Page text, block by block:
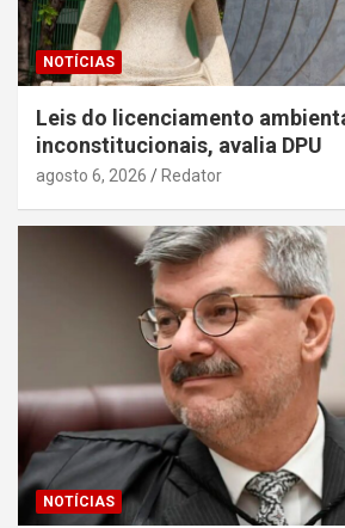
NOTÍCIAS
Leis do licenciamento
inconstitucionais, avalia DPU
agosto 6, 2026 Redator
NOTÍCIAS